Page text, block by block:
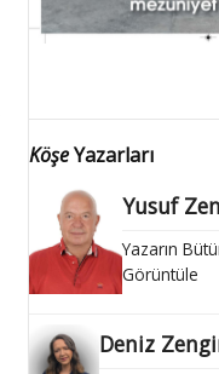
KöşeYazarları
Yusuf
Yazarın
Görüntüle
Deniz